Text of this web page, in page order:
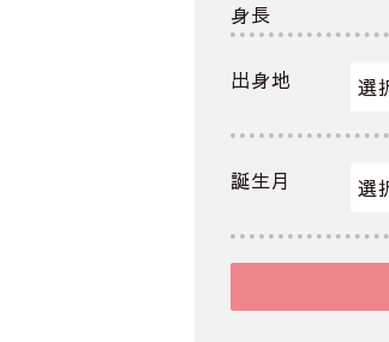
身長
出身地
誕生月